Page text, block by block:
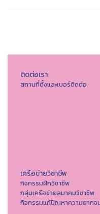
ติดต่อเรา
สถานที่ตั้งและเบอร์ติดต่อ
เครือข่ายวิชาชีพ
กิจกรรมฝึกวิชาชีพ
กลุ่มเครือข่ายสมาคมวิชาชีพ
กิจกรรมแก้ปัญหาความยากจ